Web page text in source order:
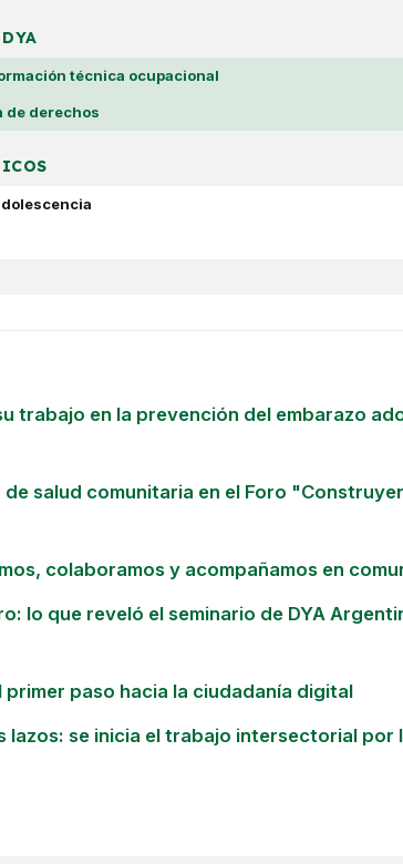
técnica ocupacional
de derechos
trabajo en la prevención del embarazo
de salud comunitaria en el Foro
colaboramos y acompañamos en
lo que reveló el seminario de DYA
paso hacia la ciudadanía digital
lazos: se inicia el trabajo intersectorial por